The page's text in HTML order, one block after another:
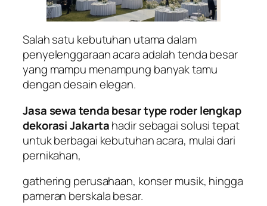
Salah satu kebutuhan utama dalam
penyelenggaraan acara adalah tenda besar
yang mampu menampung banyak tamu
dengan desain elegan.
Jasa sewa tenda besar type roder lengkap
dekorasi Jakartahadir sebagai solusi tepat
untuk berbagai kebutuhan acara, mulai dari
pernikahan,
gathering perusahaan, konser musik, hingga
pameran berskala besar.